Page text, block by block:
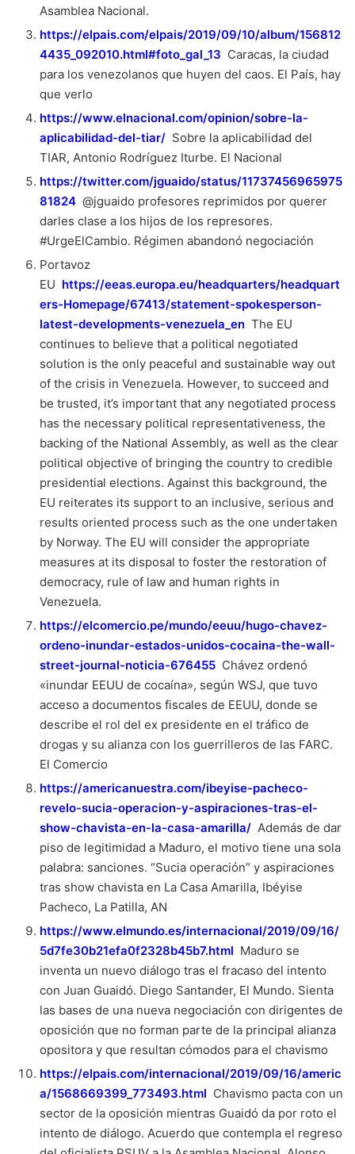
Asamblea Nacional.
https://elpais.com/elpais/2019/09/10/album/156812
4435_092010.html#foto_gal_13 Caracas, la ciudad
para los venezolanos que huyen del caos. El País, hay
que verlo
https://www.elnacional.com/opinion/sobre-la-
aplicabilidad-del-tiar/ Sobre la aplicabilidad del
TIAR, Antonio Rodríguez Iturbe. El Nacional
https://twitter.com/jguaido/status/11737456965975
81824 @jguaido profesores reprimidos por querer
darles clase a los hijos de los represores.
#UrgeElCambio. Régimen abandonó negociación
Portavoz
EU https://eeas.europa.eu/headquarters/headquart
ers-Homepage/67413/statement-spokesperson-
latest-developments-venezuela_en The EU
continues to believe that a political negotiated
solution is the only peaceful and sustainable way out
of the crisis in Venezuela. However, to succeed and
be trusted, it’s important that any negotiated process
has the necessary political representativeness, the
backing of the National Assembly, as well as the clear
political objective of bringing the country to credible
presidential elections. Against this background, the
EU reiterates its support to an inclusive, serious and
results oriented process such as the one undertaken
by Norway. The EU will consider the appropriate
measures at its disposal to foster the restoration of
democracy, rule of law and human rights in
Venezuela.
https://elcomercio.pe/mundo/eeuu/hugo-chavez-
ordeno-inundar-estados-unidos-cocaina-the-wall-
street-journal-noticia-676455 Chávez ordenó
«inundar EEUU de cocaína», según WSJ, que tuvo
acceso a documentos fiscales de EEUU, donde se
describe el rol del ex presidente en el tráfico de
drogas y su alianza con los guerrilleros de las FARC.
El Comercio
https://americanuestra.com/ibeyise-pacheco-
revelo-sucia-operacion-y-aspiraciones-tras-el-
show-chavista-en-la-casa-amarilla/ Además de dar
piso de legitimidad a Maduro, el motivo tiene una sola
palabra: sanciones. “Sucia operación” y aspiraciones
tras show chavista en La Casa Amarilla, Ibéyise
Pacheco, La Patilla, AN
https://www.elmundo.es/internacional/2019/09/16/
5d7fe30b21efa0f2328b45b7.html Maduro se
inventa un nuevo diálogo tras el fracaso del intento
con Juan Guaidó. Diego Santander, El Mundo. Sienta
las bases de una nueva negociación con dirigentes de
oposición que no forman parte de la principal alianza
opositora y que resultan cómodos para el chavismo
https://elpais.com/internacional/2019/09/16/americ
a/1568669399_773493.html Chavismo pacta con un
sector de la oposición mientras Guaidó da por roto el
intento de diálogo. Acuerdo que contempla el regreso